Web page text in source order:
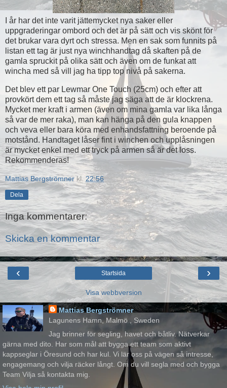
I år har det inte varit jättemycket nya saker eller
uppgraderingar ombord och det är på sätt och vis skönt för
det brukar vara dyrt och stressa. Men en sak som funnits på
listan ett tag är just nya winchhandtag då skaften på de
gamla spruckit på olika sätt och även om de funkat att
wincha med så vill jag ha tipp top nivå på sakerna.
Det blev ett par Lewmar One Touch (25cm) och efter att
provkört dem ett tag så måste jag säga att de är klockrena.
Mycket mer kraft i armen (även om mina gamla var lika långa
så var de mer raka), man kan hänga på den gula knappen
och veva eller bara köra med enhandsfattning beroende på
motstånd. Handtaget låser fint i winchen och upplåsningen
är mycket enkel med ett tryck på armen så är det loss.
Rekommenderas!
Mattias Bergströmner kl. 22:56
Dela
Inga kommentarer:
Skicka en kommentar
‹ ›
Startsida
Visa webbversion
Mattias Bergströmner
Lagunens Hamn, Malmö , Sweden
Jag brinner för segling, havet och båtliv. Nätverkar
gärna med dito. Har som mål att bygga ett team som aktivt
kappseglar i Öresund och har kul. Vi lär oss på vägen så intresse,
engagemang och vilja räcker långt. Om du vill segla med och bygga
Team Vilja så kontakta mig.